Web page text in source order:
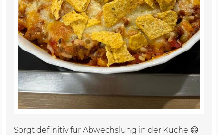
Sorgt definitiv für Abwechslung in der Küche 😄